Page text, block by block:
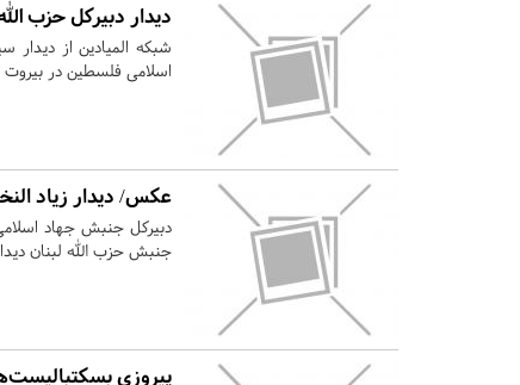
دیدار دبیرکل حزب
شبکه المیادین از دیدار
اسلامی فلسطین در بیروت
عکس/ دیدار زیاد
دبیرکل جنبش جهاد
جنبش حزب الله لبنان
پیروزی